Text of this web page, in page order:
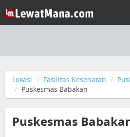
Lokasi Fasilitas Kesehatan
Puskesmas Babakan
Puskesmas